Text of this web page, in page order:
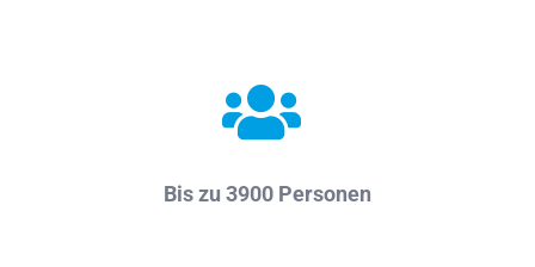
Bis zu 3900 Personen